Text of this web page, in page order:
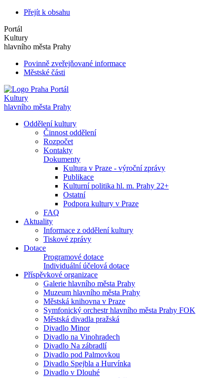
Přejít k obsahu
Portál
Kultury
hlavního města Prahy
Povinně zveřejňované informace
Městské části
Portál
Kultury
hlavního města Prahy
Oddělení kultury
Činnost oddělení
Rozpočet
Kontakty
Dokumenty
Kultura v Praze - výroční zprávy
Publikace
Kulturní politika hl. m. Prahy 22+
Ostatní
Podpora kultury v Praze
FAQ
Aktuality
Informace z oddělení kultury
Tiskové zprávy
Dotace
Programové dotace
Individuální účelová dotace
Příspěvkové organizace
Galerie hlavního města Prahy
Muzeum hlavního města Prahy
Městská knihovna v Praze
Symfonický orchestr hlavního města Prahy FOK
Městská divadla pražská
Divadlo Minor
Divadlo na Vinohradech
Divadlo Na zábradlí
Divadlo pod Palmovkou
Divadlo Spejbla a Hurvínka
Divadlo v Dlouhé